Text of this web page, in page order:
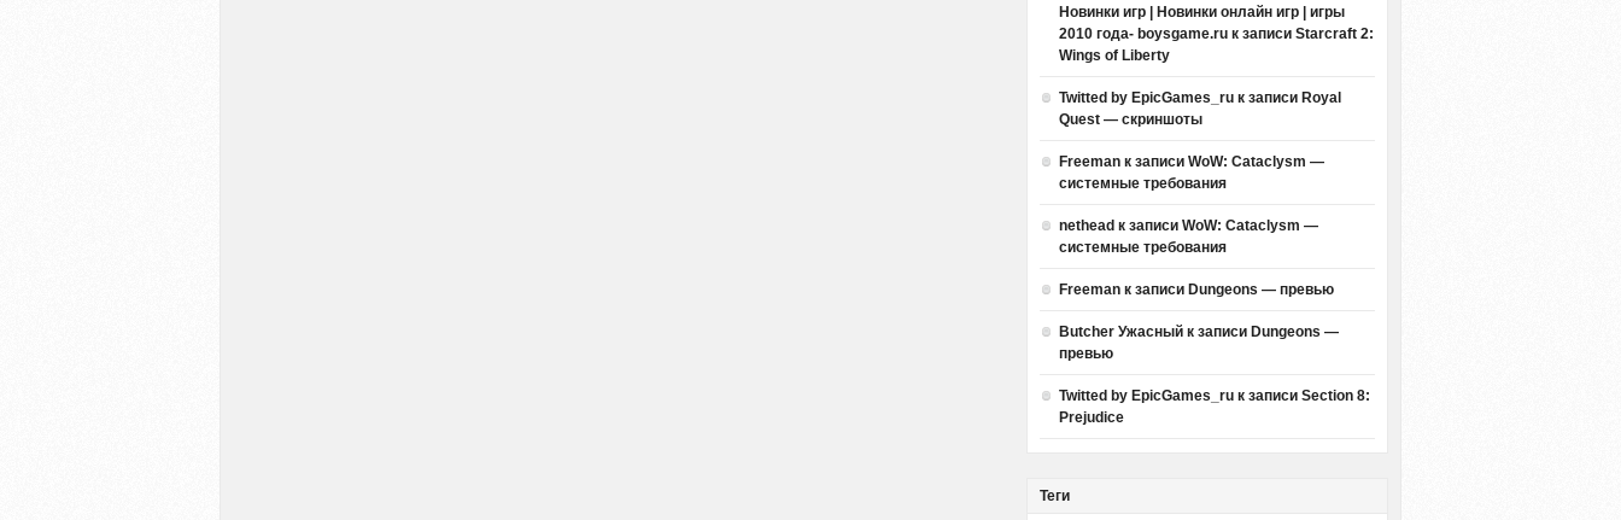
Новинки игр | Новинки онлайн игр | игры
2010 года- boysgame.ru к записи Starcraft 2:
Wings of Liberty
Twitted by EpicGames_ru к записи Royal
Quest — скриншоты
Freeman к записи WoW: Cataclysm —
системные требования
nethead к записи WoW: Cataclysm —
системные требования
Freeman к записи Dungeons — превью
Butcher Ужасный к записи Dungeons —
превью
Twitted by EpicGames_ru к записи Section 8:
Prejudice
Теги